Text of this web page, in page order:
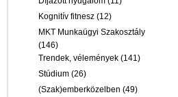
Kognitív fitnesz (12)
MKT Munkaügyi Szakosztály
(146)
Trendek, vélemények (141)
Stúdium (26)
(Szak)emberközelben (49)